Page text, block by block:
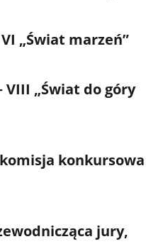
„Świat marzeń”
VIII „Świat do góry
konkursowa
jury,